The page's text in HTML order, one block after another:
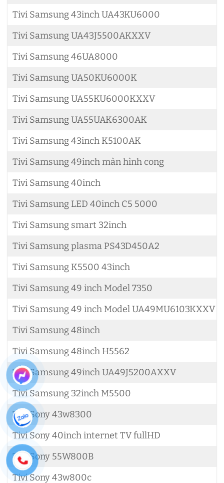
Tivi Samsung 43inch UA43KU6000
Tivi Samsung UA43J5500AKXXV
Tivi Samsung 46UA8000
Tivi Samsung UA50KU6000K
Tivi Samsung UA55KU6000KXXV
Tivi Samsung UA55UAK6300AK
Tivi Samsung 43inch K5100AK
Tivi Samsung 49inch màn hình cong
Tivi Samsung 40inch
Tivi Samsung LED 40inch C5 5000
Tivi Samsung smart 32inch
Tivi Samsung plasma PS43D450A2
Tivi Samsung K5500 43inch
Tivi Samsung 49 inch Model 7350
Tivi Samsung 49 inch Model UA49MU6103KXXV
Tivi Samsung 48inch
Tivi Samsung 48inch H5562
Tivi Samsung 49inch UA49J5200AXXV
Tivi Samsung 32inch M5500
Tivi Sony 43w8300
Tivi Sony 40inch internet TV fullHD
Tivi Sony 55W800B
Tivi Sony 43w800c